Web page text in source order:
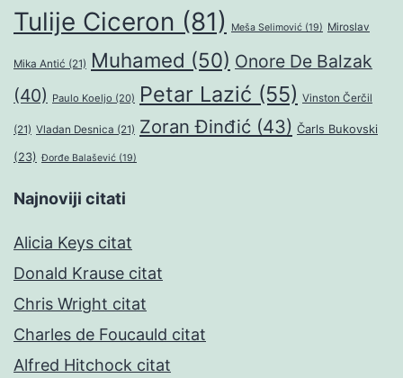
Tulije Ciceron (81) Meša Selimović (19) Miroslav
Mika Antić (21) Muhamed (50) Onore De Balzak
(40) Paulo Koeljo (20) Petar Lazić (55) Vinston Čerčil
(21) Vladan Desnica (21) Zoran Đinđić (43) Čarls Bukovski
(23) Đorđe Balašević (19)
Najnoviji citati
Alicia Keys citat
Donald Krause citat
Chris Wright citat
Charles de Foucauld citat
Alfred Hitchock citat